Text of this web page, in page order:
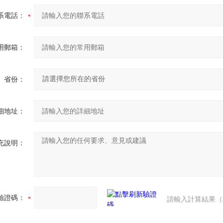
電話：
郵箱：
省份：
地址：
說明：
證碼： 請輸入計算結果